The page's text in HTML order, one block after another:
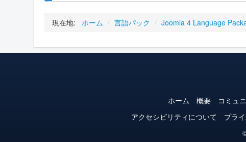
現在地: ホーム / 言語パック / Joomla 4 Language
ホーム 概要 コミュ
アクセシビリティについて
プラ